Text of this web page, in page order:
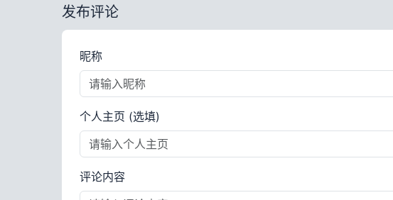
发布评论
昵称
个人主页 (选填)
评论内容